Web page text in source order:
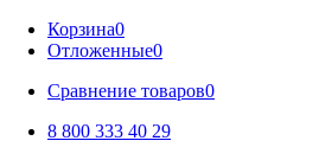
Корзина0
Отложенные0
Сравнение товаров0
8 800 333 40 29